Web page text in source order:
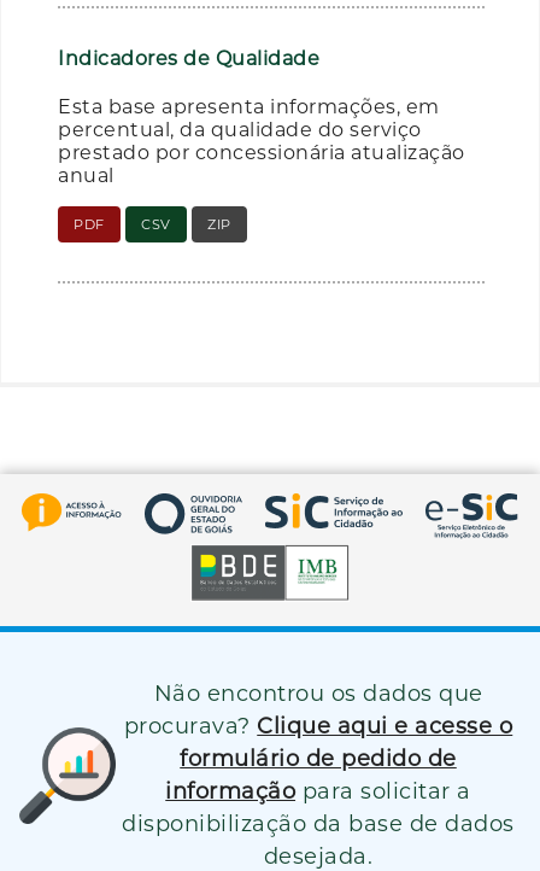
Indicadores de Qualidade
Esta base apresenta informações, em
percentual, da qualidade do serviço
prestado por concessionária atualização
anual
PDF CSV ZIP
Não encontrou os dados que
procurava? Clique aqui e acesse o
formulário de pedido de
informação para solicitar a
disponibilização da base de dados
desejada.